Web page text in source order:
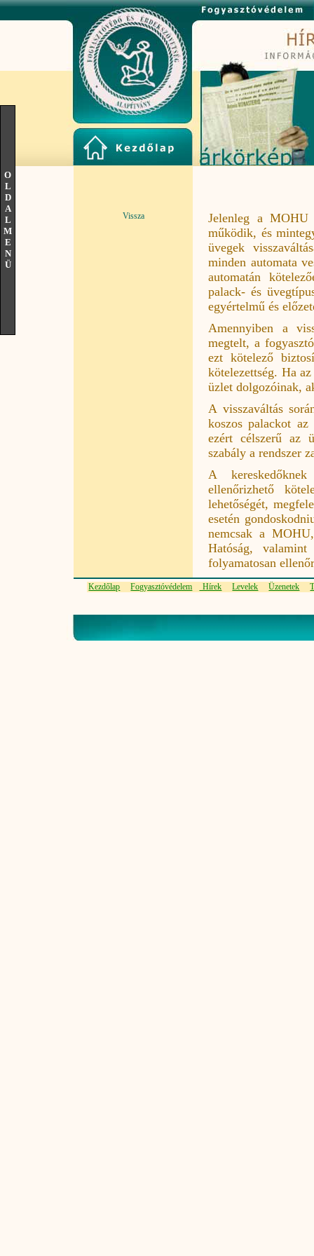
O
L
D
A
L
M
E
N
Ü
Vissza
Jelenleg a MOHU
működik, és
üvegek
minden automata
automatán
palack- és
egyértelmű és
Amennyiben a
megtelt, a
ezt kötelező
kötelezettség. Ha
üzlet dolgozóinak,
A visszaváltás
koszos palackot
ezért célszerű az
szabály a rendszer
A
ellenőrizhető
lehetőségét,
esetén
nemcsak a
Hatóság,
folyamatosan
Kezdőlap Fogyasztóvédelem Hírek Levelek Üzenetek